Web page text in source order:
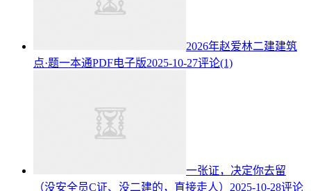
2026年赵爱林二建建筑
点·题一本通PDF电子版2025-10-27评论(1)
一张证，决定你去留
（没安全员C证、没二建的，直接走人） 2025-10-28评论